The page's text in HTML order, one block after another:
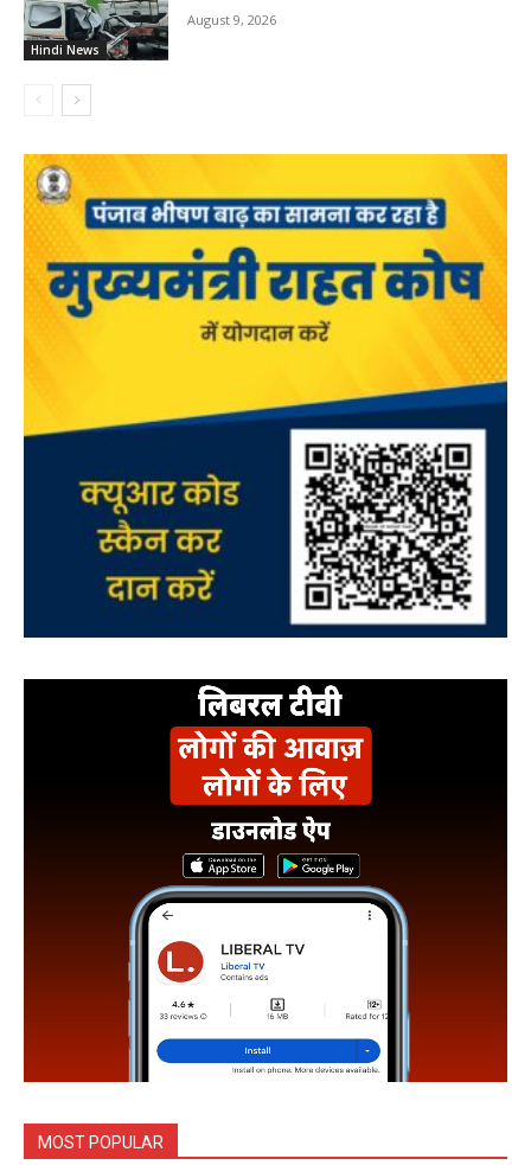
Hindi News
August 9, 2026
MOST POPULAR